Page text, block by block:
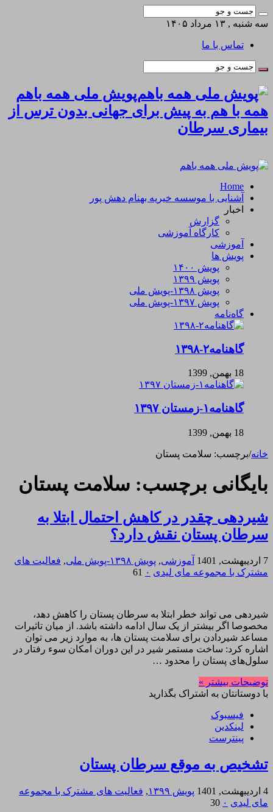
سه شنبه , ۱۳ مرداد ۱۴۰۵
تماس با ما
پویش ملی همه باهم
همه با هم به پیش برای جهانی بدون ترس از
بیماری سرطان
Home
آشنایی با موسسه خیریه بهنام دهش پور
اخبار
گزارش
کارگاه آموزشی
آموزشی
پویش ها
پویش ۱۴۰۰
پویش ۱۳۹۹
پویش ۱۳۹۸-پویش ملی
پویش ۱۳۹۷-پویش ملی
گاه‌نامه
گاهنامه۲-۱۳۹۸
18 بهمن, 1399
گاهنامه۱-زمستان ۱۳۹۷
18 بهمن, 1399
خانه/برچسب: سلامت پستان
بایگانی برچسب: سلامت پستان
شیردهی چقدر در کاهش احتمال ابتلا به
سرطان پستان نقش دارد؟
7 اردیبهشت, 1401 آموزشی, پویش ۱۳۹۸-پویش ملی , فعالیت های
مشترک با مجموعه مای لیدی ۰ 61
شیردهی می تواند خطر ابتلا به سرطان پستان را کاهش دهد،
مخصوصا اگر بیشتر از یک سال ادامه داشته باشد. از میان تاثیرات
مساعد شیردادن برای سلامت پستان ها، به موارد زیر می توان
اشاره کرد: ساخت مستمر شیر در این دوران امکان سوء رفتار در
سلول‌های پستان را محدود …
توضیحات بیشتر »
با دوستانتان به اشتراک بگذارید
فیسبوک
لینکدین
پینترست
تشخیص به موقع سرطان پستان
4 اردیبهشت, 1401 پویش ۱۳۹۹ , فعالیت های مشترک با مجموعه
مای لیدی ۰ 30